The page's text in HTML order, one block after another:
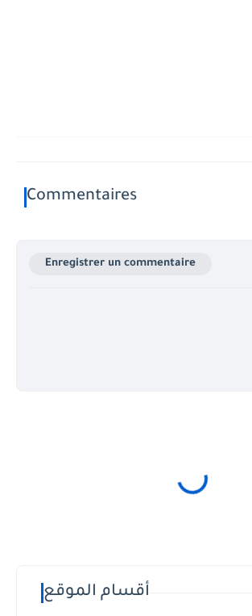
Commentaires
Enregistrer un commentaire
أقسام الموقع